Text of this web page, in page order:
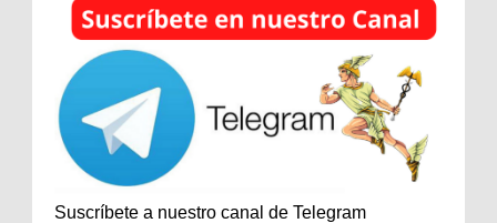
Suscríbete a nuestro canal de Telegram